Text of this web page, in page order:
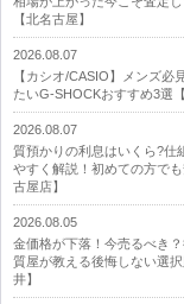
【北名古屋】
2026.08.07
【カシオ/CASIO】メンズ必
たいG-SHOCKおすすめ3選【
2026.08.07
質預かりの利息はいくら?仕
やすく解説！初めての方で
古屋店】
2026.08.05
金価格が下落！今売るべき？
質屋が教える後悔しない選択
井】